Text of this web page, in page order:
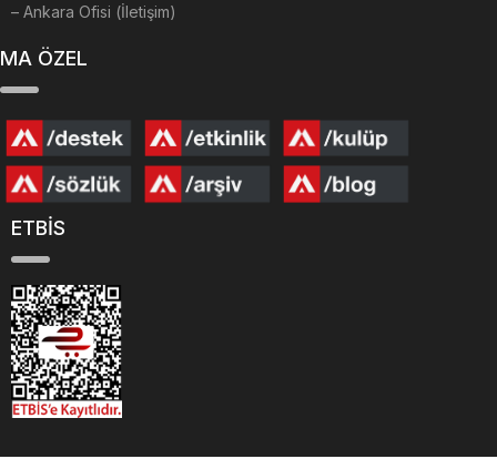
– Ankara Ofisi (İletişim)
MA ÖZEL
ETBİS